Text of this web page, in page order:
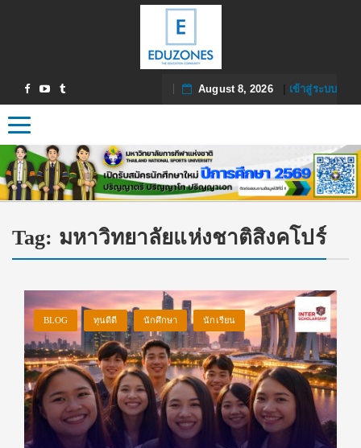
August 8, 2026| เข้าสู่ระบบ
Toggle navigation
Tag: มหาวิทยาลัยแห่งชาติสิงคโปร์
BLOG ทุนดีดี นักศึกษา นักเรียน